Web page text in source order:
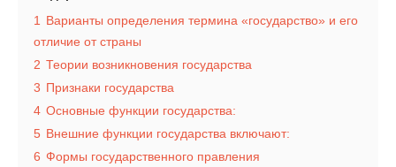
1
Варианты определения термина «государство» и его
отличие от страны
2 Теории возникновения государства
3 Признаки государства
4 Основные функции государства:
5 Внешние функции государства включают:
6 Формы государственного правления